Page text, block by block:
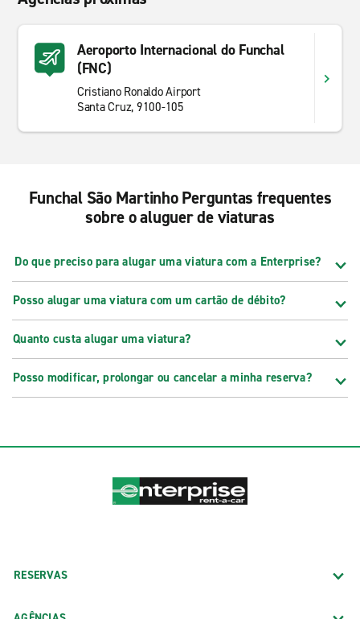
Aeroporto Internacional do Funchal
(FNC)
Cristiano Ronaldo Airport
Santa Cruz, 9100-105
Funchal São Martinho Perguntas frequentes
sobre o aluguer de viaturas
Do que preciso para alugar uma viatura com a Enterprise?
Posso alugar uma viatura com um cartão de débito?
Quanto custa alugar uma viatura?
Posso modificar, prolongar ou cancelar a minha reserva?
RESERVAS